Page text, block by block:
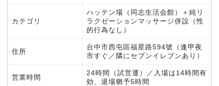
カテゴリ
ハッテン場（同志生活会館）＋純リ
ラクゼーションマッサージ併設（性
的行為なし）
住所
台中市西屯區福星路594號（逢甲夜
市すぐ／隣にセブンイレブンあり）
営業時間
24時間（試営運）／入場は14時間有
効、退場猶予5時間